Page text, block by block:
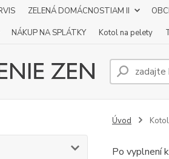
ZELENÁ DOMÁCNOSTIAM II
NÁKUP NA SPLÁTKY Kotol na pelety
Úvod
Po vyplnení